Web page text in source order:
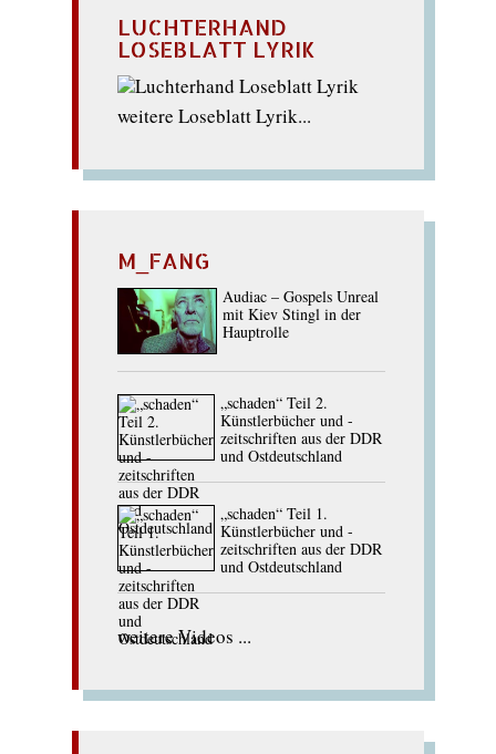
LUCHTERHAND
LOSEBLATT LYRIK
weitere Loseblatt Lyrik...
M_FANG
Audiac – Gospels Unreal
mit Kiev Stingl in der
Hauptrolle
„schaden“ Teil 2.
Künstlerbücher und -
zeitschriften aus der DDR
und Ostdeutschland
„schaden“ Teil 1.
Künstlerbücher und -
zeitschriften aus der DDR
und Ostdeutschland
weitere Videos ...